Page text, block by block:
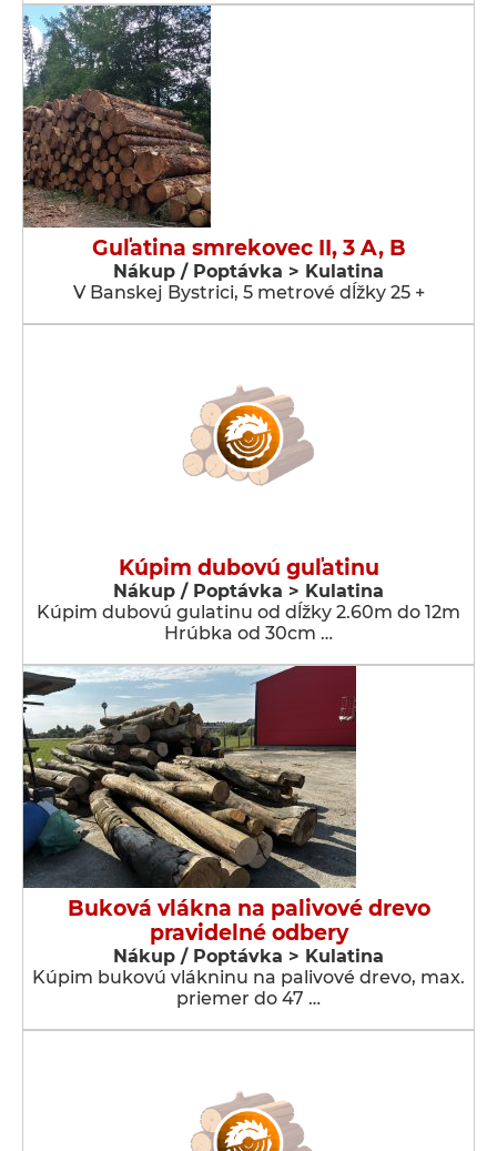
Guľatina smrekovec II, 3 A, B
Nákup / Poptávka > Kulatina
V Banskej Bystrici, 5 metrové dĺžky 25 +
Kúpim dubovú guľatinu
Nákup / Poptávka > Kulatina
Kúpim dubovú gulatinu od dĺžky 2.60m do 12m
Hrúbka od 30cm …
Buková vlákna na palivové drevo
pravidelné odbery
Nákup / Poptávka > Kulatina
Kúpim bukovú vlákninu na palivové drevo, max.
priemer do 47 …